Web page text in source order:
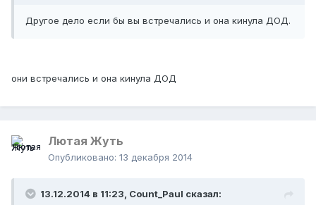
Другое дело если бы вы встречались и она кинула ДОД.
они встречались и она кинула ДОД
Лютая Жуть
Опубликовано: 13 декабря 2014
13.12.2014 в 11:23, Count_Paul сказал: